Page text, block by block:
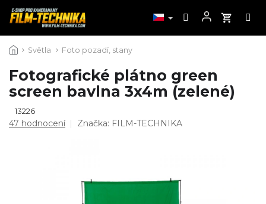
na
Světla Foto pozadí, stany
Fotografické plátno green
screen bavlna 3x4m (zelené)
13226
Průměrné
47 hodnocení Značka: FILM-TECHNIKA